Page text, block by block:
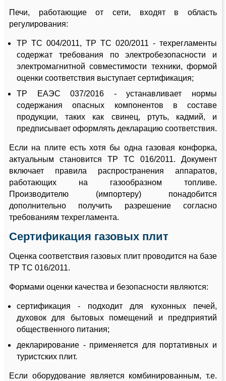
Печи, работающие от сети, входят в область
регулирования:
ТР ТС 004/2011, ТР ТС 020/2011 - техрегламенты
содержат требования по электробезопасности и
электромагнитной совместимости техники, формой
оценки соответствия выступает сертификация;
ТР ЕАЭС 037/2016 - устанавливает нормы
содержания опасных компонентов в составе
продукции, таких как свинец, ртуть, кадмий, и
предписывает оформлять декларацию соответствия.
Если на плите есть хотя бы одна газовая конфорка,
актуальным становится ТР ТС 016/2011. Документ
включает правила распространения аппаратов,
работающих на газообразном топливе.
Производителю (импортеру) понадобится
дополнительно получить разрешение согласно
требованиям техрегламента.
Сертификация газовых плит
Оценка соответствия газовых плит проводится на базе
ТР ТС 016/2011.
Формами оценки качества и безопасности являются:
сертификация - подходит для кухонных печей,
духовок для бытовых помещений и предприятий
общественного питания;
декларирование - применяется для портативных и
туристских плит.
Если оборудование является комбинированным, т.е.